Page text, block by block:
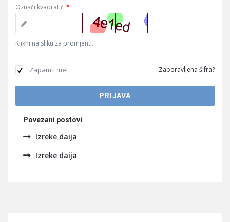
Označi kvadratić *
Klikni na sliku za promjenu.
Zapamti me! Zaboravljena šifra?
Povezani postovi
Izreke daija
Izreke daija